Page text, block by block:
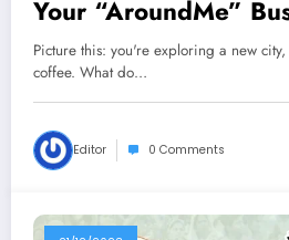
Your “AroundMe”
Make Your Business
Picture this: you're exploring a new
coffee. What do…
Editor 0 Comments